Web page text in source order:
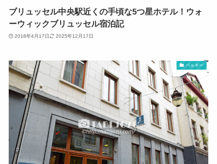
ブリュッセル中央駅近くの手頃な5つ星ホテル！ウォ
ーウィックブリュッセル宿泊記
2018年4月17日 2025年12月17日
ベルギー